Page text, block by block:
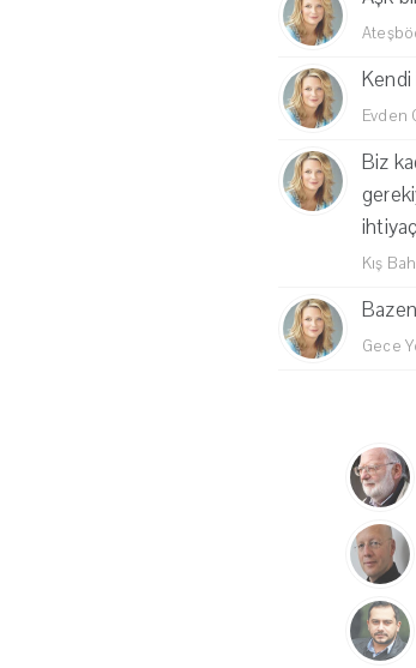
Evden
Biz
Kış
Gece